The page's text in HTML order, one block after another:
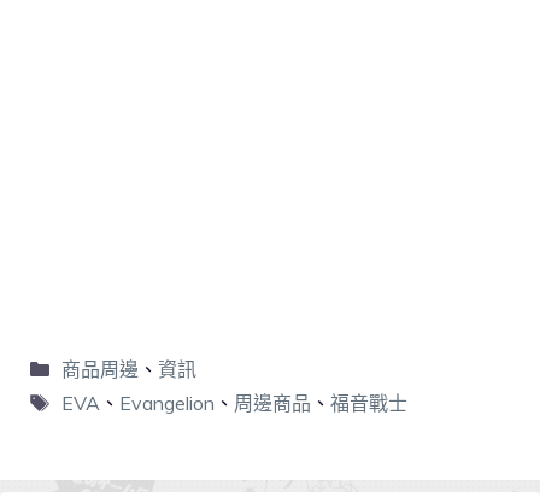
商品周邊 、 資訊
EVA、 Evangelion 、 周邊商品 、 福音戰士